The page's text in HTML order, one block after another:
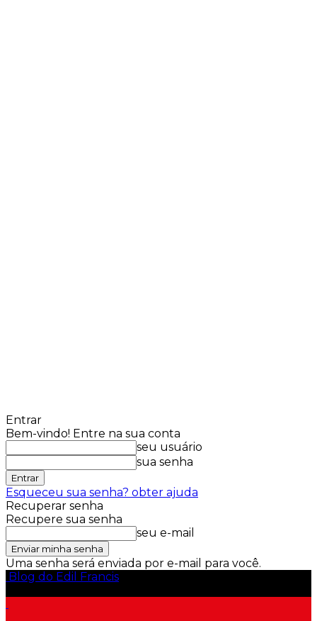
Entrar
Bem-vindo! Entre na sua conta
seu usuário
sua senha
Esqueceu sua senha? obter ajuda
Recuperar senha
Recupere sua senha
seu e-mail
Uma senha será enviada por e-mail para você.
Blog do Edil Francis